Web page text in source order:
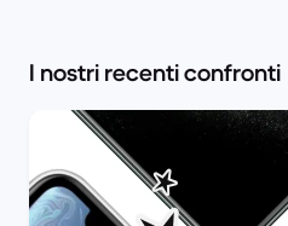
I nostri recenti confronti